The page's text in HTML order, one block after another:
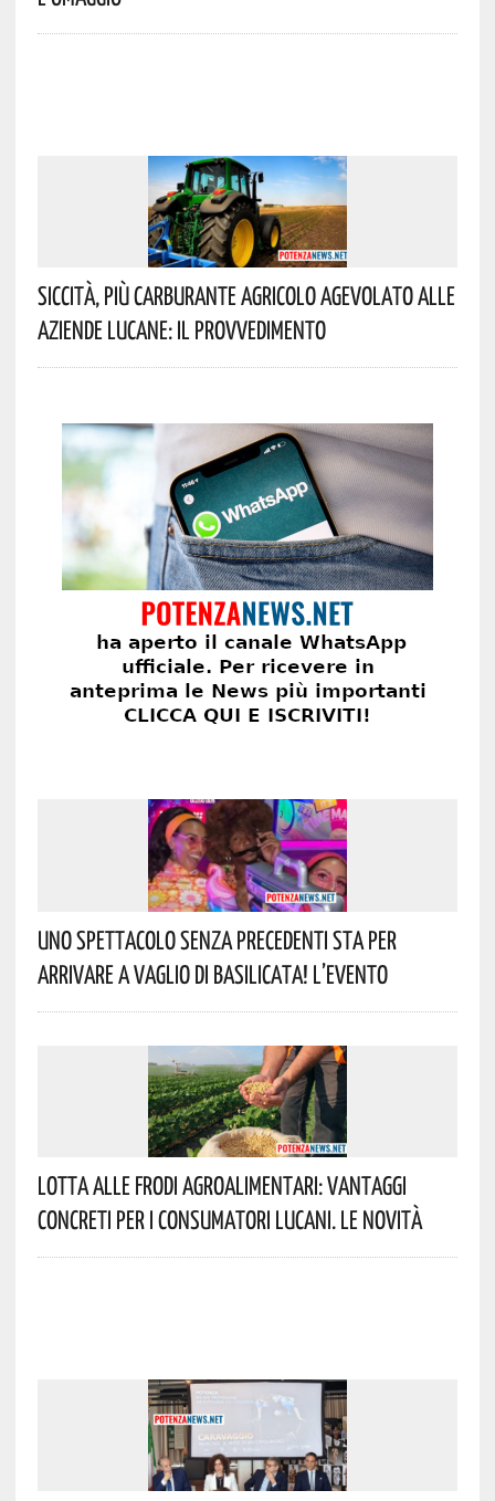
Siccità, Più Carburante Agricolo Agevolato Alle
Aziende Lucane: Il Provvedimento
Uno Spettacolo Senza Precedenti Sta Per
Arrivare A Vaglio Di Basilicata! L’evento
Lotta Alle Frodi Agroalimentari: Vantaggi
Concreti Per I Consumatori Lucani. Le Novità